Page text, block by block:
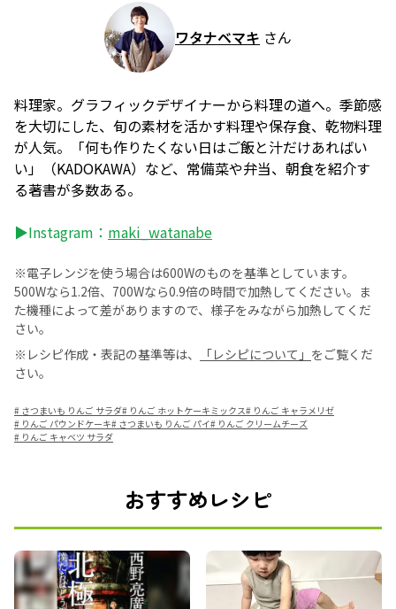
ワタナベマキ さん
料理家。グラフィックデザイナーから料理の道へ。季節感
を大切にした、旬の素材を活かす料理や保存食、乾物料理
が人気。「何も作りたくない日はご飯と汁だけあればい
い」（KADOKAWA）など、常備菜や弁当、朝食を紹介す
る著書が多数ある。
▶Instagram： maki_watanabe
※電子レンジを使う場合は600Wのものを基準としています。
500Wなら1.2倍、700Wなら0.9倍の時間で加熱してください。ま
た機種によって差がありますので、様子をみながら加熱してくだ
さい。
※レシピ作成・表記の基準等は、
「レシピについて」 をご覧くだ
さい。
# さつまいも りんご サラダ# りんご ホットケーキミックス# りんご キャラメリゼ
# りんご パウンドケーキ# さつまいも りんご パイ# りんご クリームチーズ
# りんご キャベツ サラダ
おすすめレシピ